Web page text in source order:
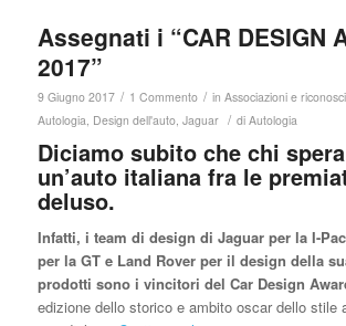
Assegnati i “CAR DESIGN
2017”
9 Giugno 2017 / 1 Commento / in Associazioni e
Autologia, Design dell'auto, Jaguar / di Autologia
Diciamo subito che chi
un’auto italiana fra le
deluso.
Infatti, i team di design di Jaguar per la I-
per la GT e Land Rover per il design della
prodotti sono i vincitori del Car Design
edizione dello storico e ambito oscar dello stile